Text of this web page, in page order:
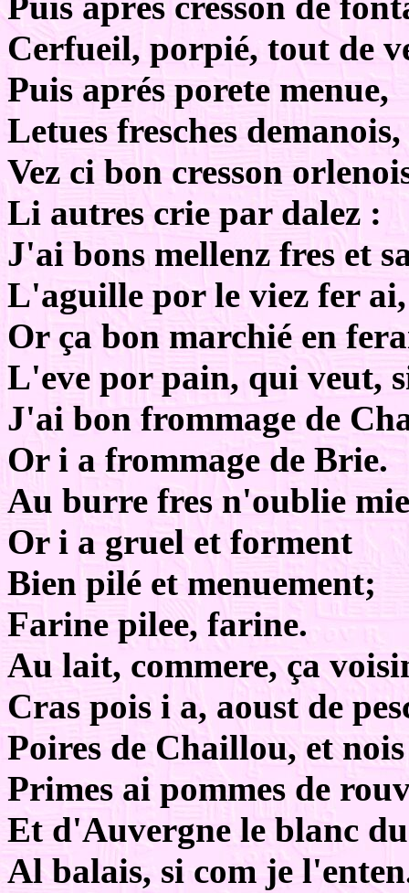
Cerfueil, porpié, tout de
Puis aprés porete menue,
Letues fresches demanois,
Vez ci bon cresson
Li autres crie par dalez :
J'ai bons mellenz fres et
L'aguille por le viez fer ai,
Or ça bon marchié en
L'eve por pain, qui veut,
J'ai bon frommage de
Or i a frommage de Brie.
Au burre fres n'oublie
Or i a gruel et forment
Bien pilé et menuement;
Farine pilee, farine.
Au lait, commere, ça
Cras pois i a, aoust de
Poires de Chaillou, et
Primes ai pommes de
Et d'Auvergne le blanc
Al balais, si com je